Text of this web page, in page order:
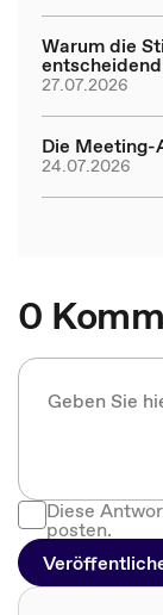
Warum die
27.07.2026
Die Meeting-
24.07.2026
0
Diese
posten.